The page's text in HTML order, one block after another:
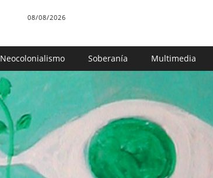
08/08/2026
Neocolonialismo Soberanía Multimedia